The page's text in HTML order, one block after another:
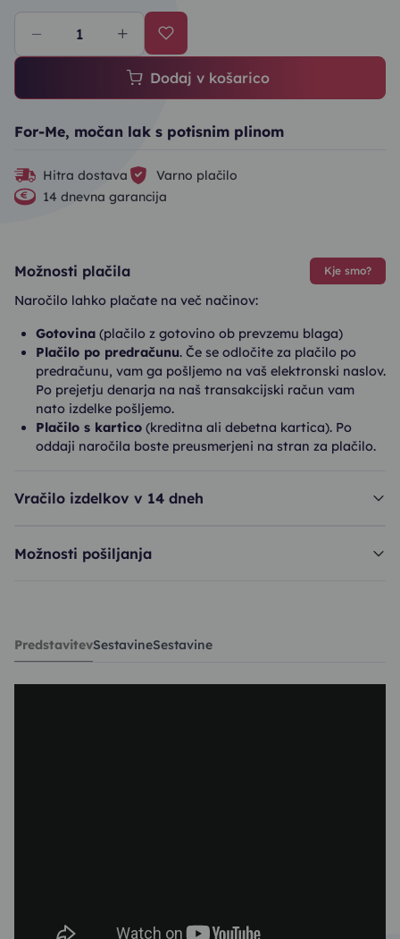
Dodaj v košarico
For-Me, močan lak s potisnim plinom
Hitra dostava
Varno plačilo
14 dnevna garancija
Možnosti plačila Kje smo?
Naročilo lahko plačate na več načinov:
Gotovina (plačilo z gotovino ob prevzemu blaga)
Plačilo po predračunu. Če se odločite za plačilo po
predračunu, vam ga pošljemo na vaš elektronski naslov.
Po prejetju denarja na naš transakcijski račun vam
nato izdelke pošljemo.
Plačilo s kartico (kreditna ali debetna kartica). Po
oddaji naročila boste preusmerjeni na stran za plačilo.
Vračilo izdelkov v 14 dneh
Možnosti pošiljanja
lak FRA 406 - Hold & Brush Me Hairspray
16,70€
PredstavitevSestavineSestavine